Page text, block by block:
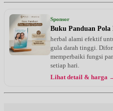
Jam 14:00 - 15:00
EKSEKUTIF
Selasa, 25/08/2026
Jam 15:00 - 16:00
Kamis, 27/08/2026
Sponsor
Buku Panduan Pola
herbal alami efektif
gula darah tinggi.
memperbaiki fungsi
setiap hari.
Lihat detail & harga